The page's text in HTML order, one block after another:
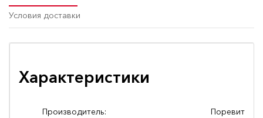
Условия доставки
Характеристики
Производитель: Поревит